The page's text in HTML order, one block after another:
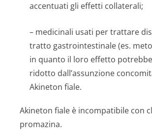
accentuati gli effetti collaterali;
– medicinali usati per trattare
tratto gastrointestinale (es.
in quanto il loro effetto
ridotto dall’assunzione
Akineton fiale.
Akineton fiale è incompatibile con
promazina.